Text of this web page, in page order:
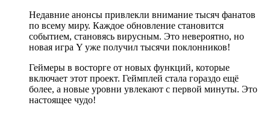
Недавние анонсы привлекли внимание тысяч фанатов
по всему миру. Каждое обновление становится
событием, становясь вирусным. Это невероятно, но
новая игра Y уже получил тысячи поклонников!
Геймеры в восторге от новых функций, которые
включает этот проект. Геймплей стала гораздо ещё
более, а новые уровни увлекают с первой минуты. Это
настоящее чудо!